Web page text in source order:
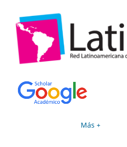
Más +